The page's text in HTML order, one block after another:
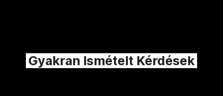
Gyakran Ismételt Kérdések